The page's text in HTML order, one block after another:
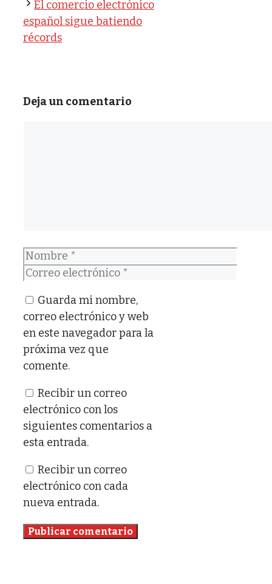
El comercio electrónico
español sigue batiendo
récords
Deja un comentario
Nombre
Correo
Guarda mi nombre,
correo electrónico y web
en este navegador para la
próxima vez que
comente.
Recibir un correo
electrónico con los
siguientes comentarios a
esta entrada.
Recibir un correo
electrónico con cada
nueva entrada.